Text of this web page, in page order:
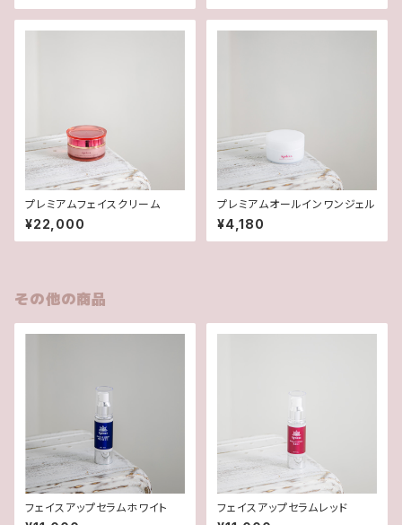
プレミアムフェイスクリーム
¥22,000
プレミアムオールインワンジェル
¥4,180
その他の商品
フェイスアップセラムホワイト フェイスアップセラムレッド